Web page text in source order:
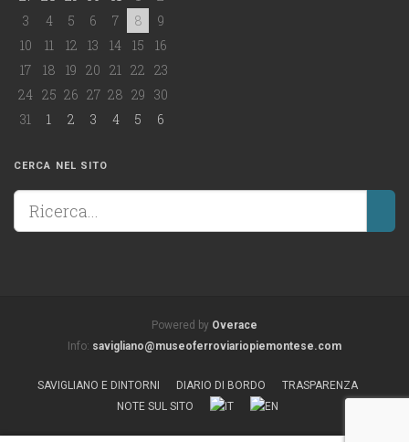
3
4 5 6 7 8
9
10
11 12 13 14 15
16
17
18 19 20 21 22 23
24 25 26 27 28 29 30
31
1 2 3 4 5 6
CERCA NEL SITO
Powered by Overace
Info: savigliano@museoferroviariopiemontese.com
SAVIGLIANO E DINTORNI DIARIO DI BORDO
TRASPARENZA
NOTE SUL SITO